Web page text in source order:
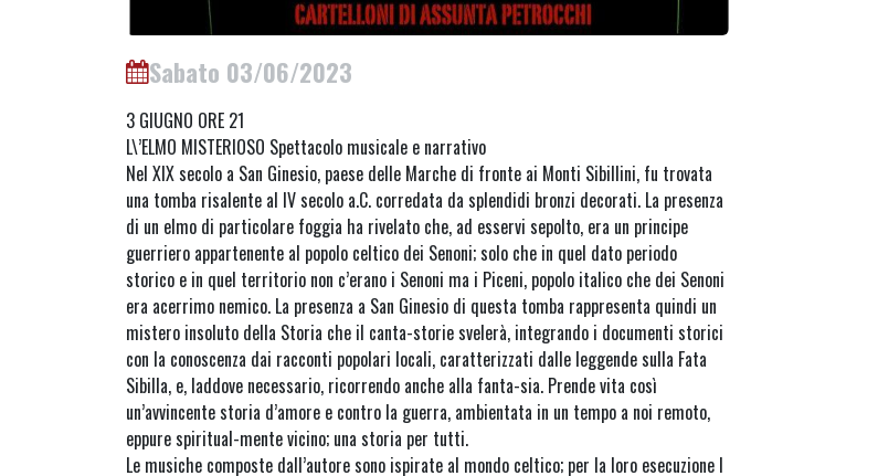
Sabato 03/06/2023
3 GIUGNO ORE 21
L\’ELMO MISTERIOSO Spettacolo musicale e narrativo
Nel XIX secolo a San Ginesio, paese delle Marche di fronte ai Monti Sibillini, fu trovata
una tomba risalente al IV secolo a.C. corredata da splendidi bronzi decorati. La presenza
di un elmo di particolare foggia ha rivelato che, ad esservi sepolto, era un principe
guerriero appartenente al popolo celtico dei Senoni; solo che in quel dato periodo
storico e in quel territorio non c’erano i Senoni ma i Piceni, popolo italico che dei Senoni
era acerrimo nemico. La presenza a San Ginesio di questa tomba rappresenta quindi un
mistero insoluto della Storia che il canta-storie svelerà, integrando i documenti storici
con la conoscenza dai racconti popolari locali, caratterizzati dalle leggende sulla Fata
Sibilla, e, laddove necessario, ricorrendo anche alla fanta-sia. Prende vita così
un’avvincente storia d’amore e contro la guerra, ambientata in un tempo a noi remoto,
eppure spiritual-mente vicino; una storia per tutti.
Le musiche composte dall’autore sono ispirate al mondo celtico; per la loro esecuzione I